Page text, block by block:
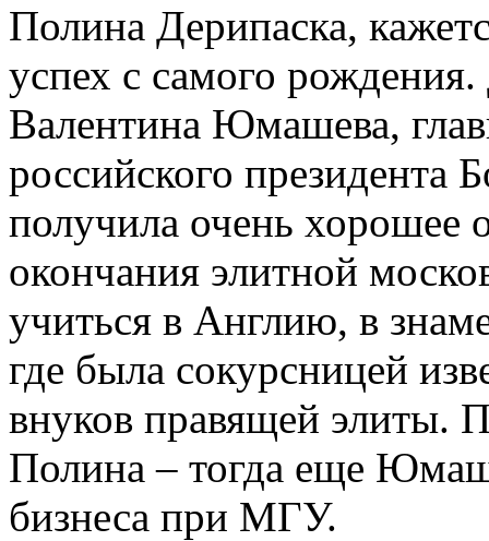
Полина Дерипаска,
успех с самого
Валентина Юмашева,
российского президента
получила очень хорошее
окончания элитной
учиться в Англию, в
где была сокурсницей
внуков правящей элиты.
Полина – тогда еще
бизнеса при МГУ.